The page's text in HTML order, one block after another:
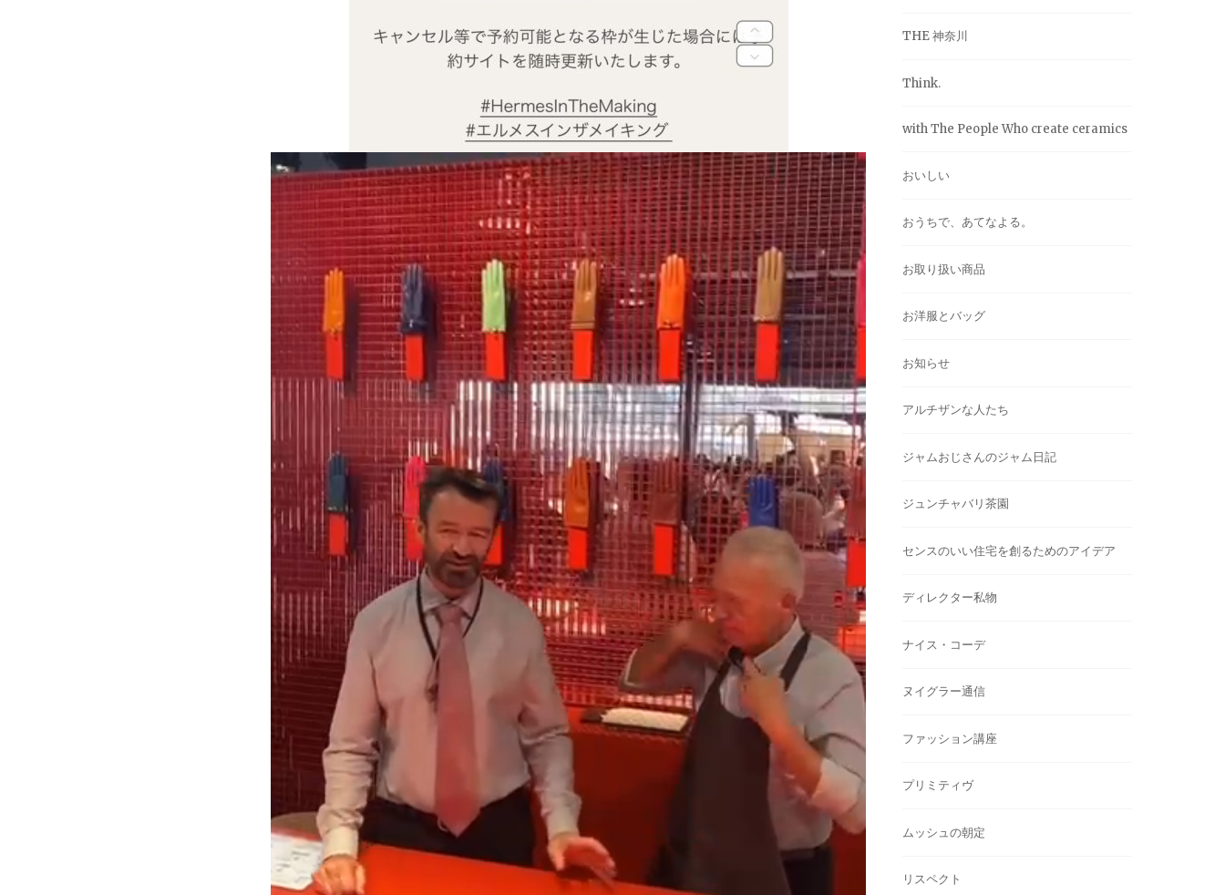
THE 神奈川
Think.
with The People Who create ceramics
おいしい
おうちで、あてなよる。
お取り扱い商品
お洋服とバッグ
お知らせ
アルチザンな人たち
ジャムおじさんのジャム日記
ジュンチャバリ茶園
センスのいい住宅を創るためのアイデア
ディレクター私物
ナイス・コーデ
ヌイグラー通信
ファッション講座
プリミティヴ
ムッシュの朝定
リスペクト